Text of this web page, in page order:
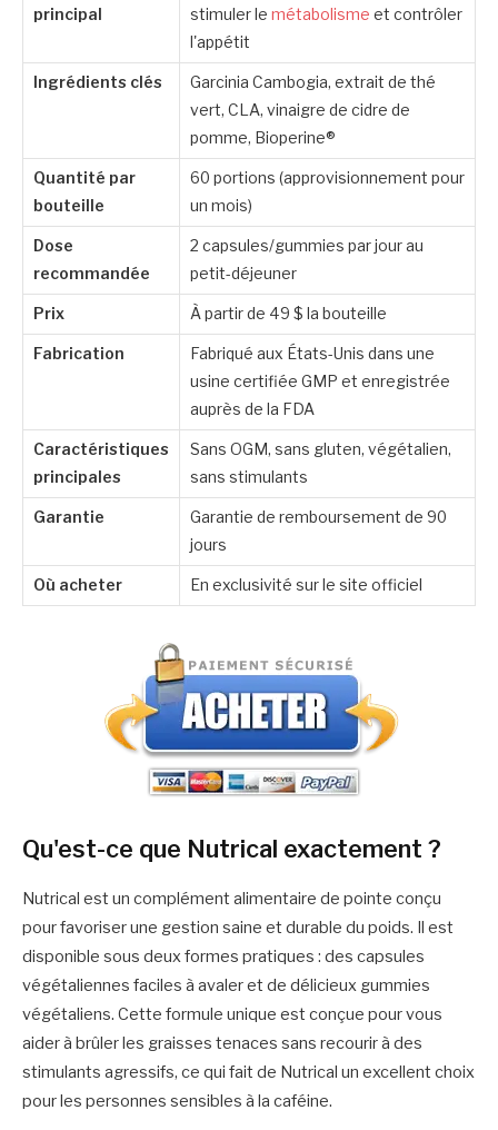
principal
stimuler le métabolisme et contrôler
l'appétit
Ingrédients clés
Garcinia Cambogia, extrait de thé
vert, CLA, vinaigre de cidre de
pomme, Bioperine®
Quantité par
bouteille
60 portions (approvisionnement pour
un mois)
Dose
recommandée
2 capsules/gummies par jour au
petit-déjeuner
Prix À partir de 49 $ la bouteille
Fabrication
Fabriqué aux États-Unis dans une
usine certifiée GMP et enregistrée
auprès de la FDA
Caractéristiques
principales
Sans OGM, sans gluten, végétalien,
sans stimulants
Garantie
Garantie de remboursement de 90
jours
Où acheter En exclusivité sur le site officiel
Qu'est-ce que Nutrical exactement ?
Nutrical est un complément alimentaire de pointe conçu
pour favoriser une gestion saine et durable du poids. Il est
disponible sous deux formes pratiques : des capsules
végétaliennes faciles à avaler et de délicieux gummies
végétaliens. Cette formule unique est conçue pour vous
aider à brûler les graisses tenaces sans recourir à des
stimulants agressifs, ce qui fait de Nutrical un excellent choix
pour les personnes sensibles à la caféine.